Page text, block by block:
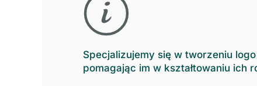
Specjalizujemy się w tworzeniu
pomagając im w kształtowaniu ich